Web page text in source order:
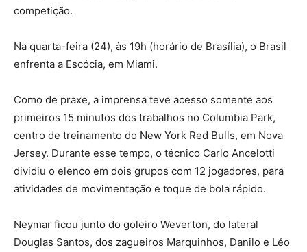
competição.
Na quarta-feira (24), às 19h (horário de Brasília), o Brasil
enfrenta a Escócia, em Miami.
Como de praxe, a imprensa teve acesso somente aos
primeiros 15 minutos dos trabalhos no Columbia Park,
centro de treinamento do New York Red Bulls, em Nova
Jersey. Durante esse tempo, o técnico Carlo Ancelotti
dividiu o elenco em dois grupos com 12 jogadores, para
atividades de movimentação e toque de bola rápido.
Neymar ficou junto do goleiro Weverton, do lateral
Douglas Santos, dos zagueiros Marquinhos, Danilo e Léo